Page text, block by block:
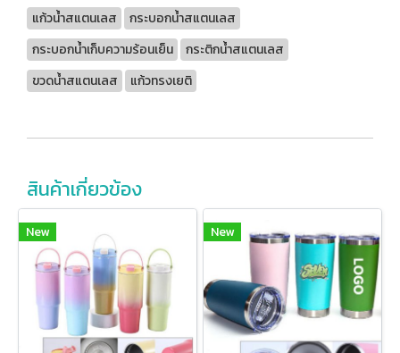
แก้วน้ำสแตนเลส
กระบอกน้ำสแตนเลส
กระบอกน้ำเก็บความร้อนเย็น
กระติกน้ำสแตนเลส
ขวดน้ำสแตนเลส
แก้วทรงเยติ
สินค้าเกี่ยวข้อง
New New